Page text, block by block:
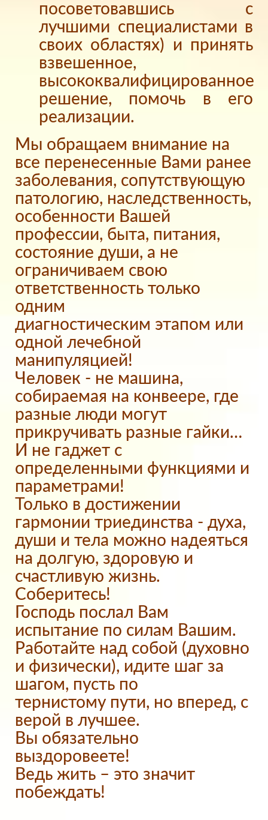
посоветовавшись с
лучшими специалистами в
своих областях) и принять
взвешенное,
высококвалифицированное
решение, помочь в его
реализации.
Мы обращаем внимание на
все перенесенные Вами ранее
заболевания, сопутствующую
патологию, наследственность,
особенности Вашей
профессии, быта, питания,
состояние души, а не
ограничиваем свою
ответственность только
одним
диагностическим этапом или
одной лечебной
манипуляцией!
Человек - не машина,
собираемая на конвеере, где
разные люди могут
прикручивать разные гайки…
И не гаджет с
определенными функциями и
параметрами!
Только в достижении
гармонии триединства - духа,
души и тела можно надеяться
на долгую, здоровую и
счастливую жизнь.
Соберитесь!
Господь послал Вам
испытание по силам Вашим.
Работайте над собой (духовно
и физически), идите шаг за
шагом, пусть по
тернистому пути, но вперед, с
верой в лучшее.
Вы обязательно
выздоровеете!
Ведь жить – это значит
побеждать!